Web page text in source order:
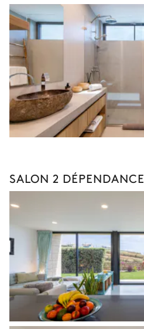
SALON 2 DÉPENDANCE